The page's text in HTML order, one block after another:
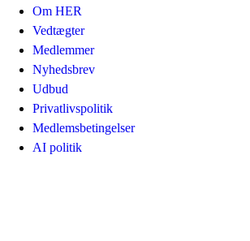
Om HER
Vedtægter
Medlemmer
Nyhedsbrev
Udbud
Privatlivspolitik
Medlemsbetingelser
AI politik